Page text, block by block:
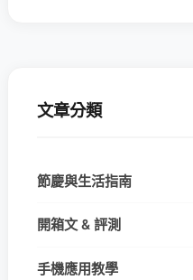
文章分類
節慶與生活指南
開箱文 & 評測
手機應用教學